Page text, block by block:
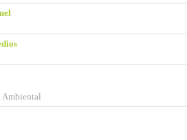
Ambiental